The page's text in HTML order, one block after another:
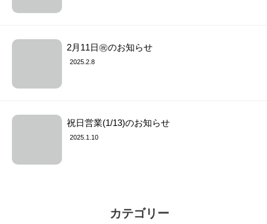
2月11日㊗︎のお知らせ
2025.2.8
祝日営業(1/13)のお知らせ
2025.1.10
カテゴリー